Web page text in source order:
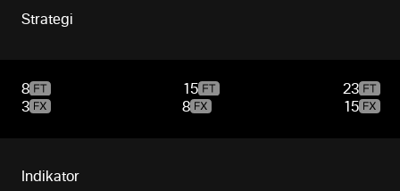
Strategi
8
3
15
8
23
15
Indikator